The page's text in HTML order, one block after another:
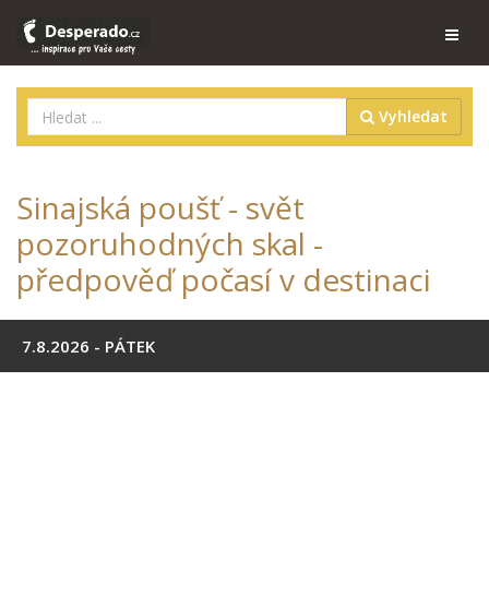
Vyhledat
Sinajská poušť - svět
pozoruhodných skal -
předpověď počasí v destinaci
7.8.2026 - PÁTEK